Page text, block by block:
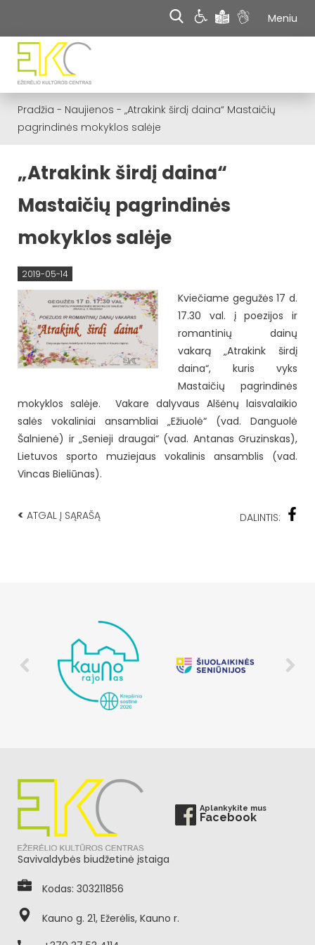
Meniu
Pradžia - Naujienos - „Atrakink širdį daina“ Mastaičių
pagrindinės mokyklos salėje
„Atrakink širdį daina“
Mastaičių pagrindinės
mokyklos salėje
2019-05-14
Kviečiame gegužės 17 d.
17.30 val. į poezijos ir
romantinių dainų
vakarą „Atrakink širdį
daina“, kuris vyks
Mastaičių pagrindinės
mokyklos salėje. Vakare dalyvaus Alšėnų laisvalaikio
salės vokaliniai ansambliai „Ežiuolė“ (vad. Danguolė
Šalnienė) ir „Senieji draugai“ (vad. Antanas Gruzinskas),
Lietuvos sporto muziejaus vokalinis ansamblis (vad.
Vincas Bieliūnas).
< ATGAL Į SĄRAŠĄ DALINTIS:
Aplankykite mus
Facebook
Savivaldybės biudžetinė įstaiga
Kodas: 303211856
Kauno g. 21, Ežerėlis, Kauno r.